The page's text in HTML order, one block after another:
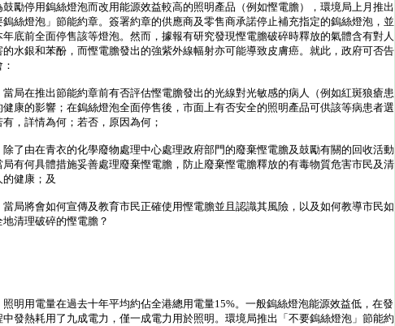
停用鎢絲燈泡而改用能源效益較高的照明產品（例如慳電膽），環境局上月推出
鎢絲燈泡」節能約章。簽署約章的供應商及零售商承諾停止補充指定的鎢絲燈泡，並
年底前全面停售該等燈泡。然而，據報有研究發現慳電膽破碎時釋放的氣體含有對人
的水銀和苯酚，而慳電膽發出的強紫外線幅射亦可能導致皮膚癌。就此，政府可否告
當局在推出節能約章前有否評估慳電膽發出的光線對光敏感的病人（例如紅斑狼瘡患
健康的影響；在鎢絲燈泡全面停售後，市面上有否安全的照明產品可供該等病患者選
有，詳情為何；若否，原因為何；
除了由在青衣的化學廢物處理中心處理政府部門的廢棄慳電膽及鼓勵有關的回收活動
局有何具體措施妥善處理廢棄慳電膽，防止廢棄慳電膽釋放的有毒物質危害市民及清
的健康；及
當局將會如何宣傳及教育市民正確使用慳電膽並且認識其風險，以及如何教導市民如
地清理破碎的慳電膽？
照明用電量在過去十年平均約佔全港總用電量15%。一般鎢絲燈泡能源效益低，在發
中發熱耗用了九成電力，僅一成電力用於照明。環境局推出「不要鎢絲燈泡」節能約